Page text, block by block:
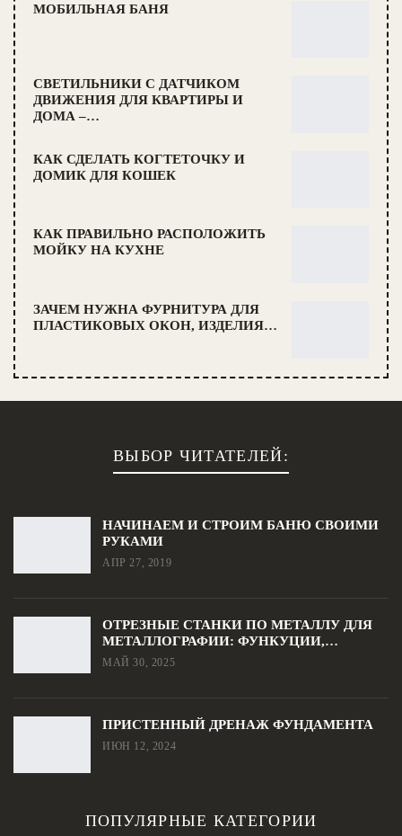
МОБИЛЬНАЯ БАНЯ
СВЕТИЛЬНИКИ С ДАТЧИКОМ
ДВИЖЕНИЯ ДЛЯ КВАРТИРЫ И
ДОМА –…
КАК СДЕЛАТЬ КОГТЕТОЧКУ И
ДОМИК ДЛЯ КОШЕК
КАК ПРАВИЛЬНО РАСПОЛОЖИТЬ
МОЙКУ НА КУХНЕ
ЗАЧЕМ НУЖНА ФУРНИТУРА ДЛЯ
ПЛАСТИКОВЫХ ОКОН, ИЗДЕЛИЯ…
ВЫБОР ЧИТАТЕЛЕЙ:
НАЧИНАЕМ И СТРОИМ БАНЮ СВОИМИ
РУКАМИ
АПР 27, 2019
ОТРЕЗНЫЕ СТАНКИ ПО МЕТАЛЛУ ДЛЯ
МЕТАЛЛОГРАФИИ: ФУНКУЦИИ,…
МАЙ 30, 2025
ПРИСТЕННЫЙ ДРЕНАЖ ФУНДАМЕНТА
ИЮН 12, 2024
ПОПУЛЯРНЫЕ КАТЕГОРИИ